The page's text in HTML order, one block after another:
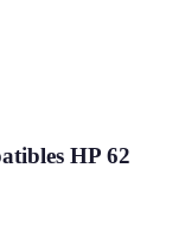
HP 62